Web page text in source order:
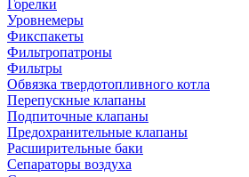
Горелки
Уровнемеры
Фикспакеты
Фильтропатроны
Фильтры
Обвязка твердотопливного котла
Перепускные клапаны
Подпиточные клапаны
Предохранительные клапаны
Расширительные баки
Сепараторы воздуха